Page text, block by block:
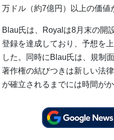
万ドル（約7億円）以上の価値
Blau氏は、Royalは8月末の開
登録を達成しており、予想を
した。同時にBlau氏は、規制
著作権の結びつきは新しい法
が確立されるまでには時間が